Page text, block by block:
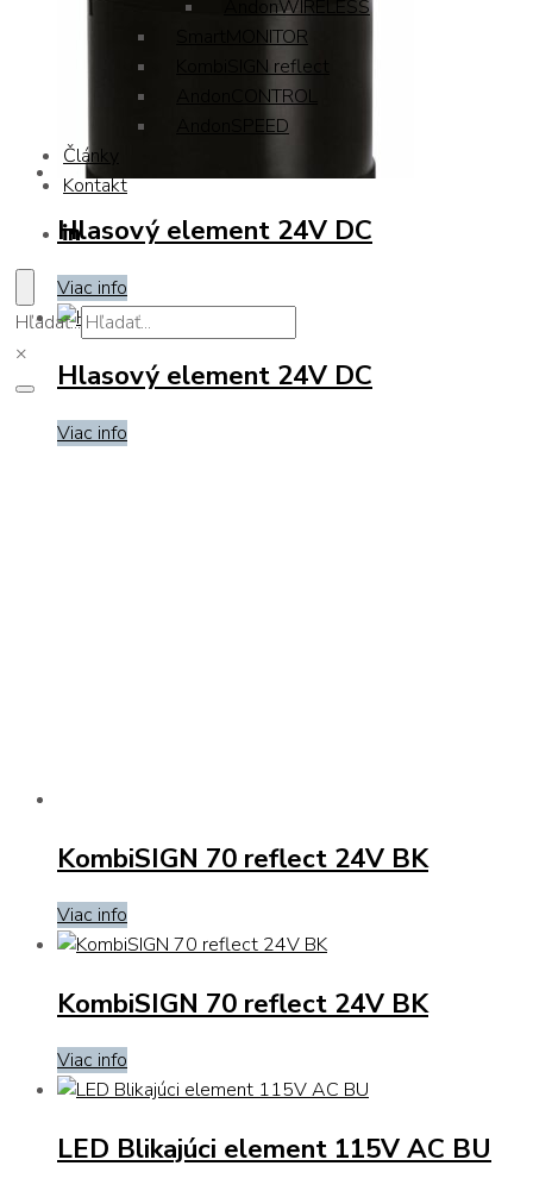
AndonWIRELESS
SmartMONITOR
KombiSIGN reflect
AndonCONTROL
AndonSPEED
Články
Kontakt
Hľadať...
×
Hlasový element 24V DC
Viac info
Hlasový element 24V DC
Viac info
KombiSIGN 70 reflect 24V BK
Viac info
KombiSIGN 70 reflect 24V BK
Viac info
LED Blikajúci element 115V AC BU